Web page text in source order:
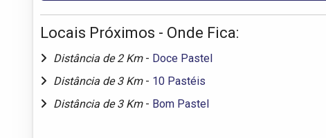
Locais Próximos - Onde Fica:
Distância de 2 Km - Doce Pastel
Distância de 3 Km - 10 Pastéis
Distância de 3 Km - Bom Pastel